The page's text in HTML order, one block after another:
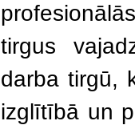
tirgus
darba tirgū,
izglītībā un